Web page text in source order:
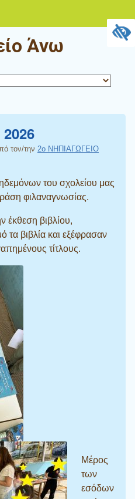
Άνω
τον/την 2ο ΝΗΠΙΑΓΩΓΕΙΟ
του σχολείου μας
φιλαναγνωσίας.
έκθεση βιβλίου,
τα βιβλία και εξέφρασαν
τίτλους.
Μέρος
των
εσόδων